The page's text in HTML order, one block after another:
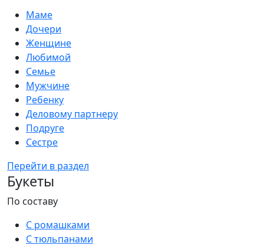
Маме
Дочери
Женщине
Любимой
Семье
Мужчине
Ребенку
Деловому партнеру
Подруге
Сестре
Перейти в раздел
Букеты
По составу
С ромашками
С тюльпанами